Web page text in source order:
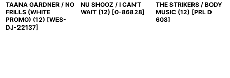
TAANA GARDNER / NO
FRILLS (WHITE
PROMO) (12) [WES-
DJ-22137]
NU SHOOZ / I CAN'T
WAIT (12) [0-86828]
THE STRIKERS / BODY
MUSIC (12) [PRL D
608]